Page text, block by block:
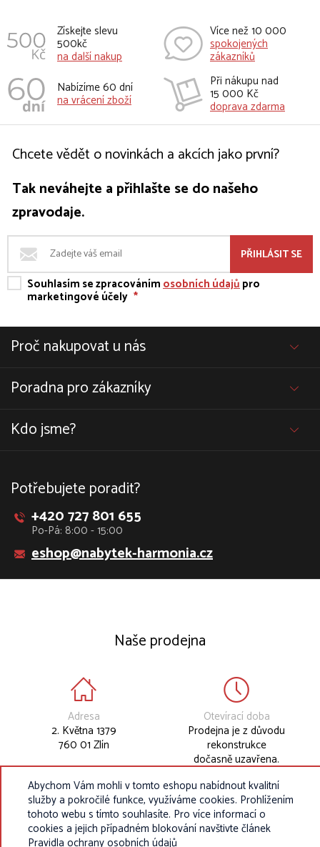
Získejte slevu
500kč
na další nakup
Více než 10 000
spokojených
zákazníků
Nabízíme 60 dní
na vrácení zboží
Při nákupu nad
15 000 Kč
doprava zdarma
Chcete vědět o novinkách a akcích jako první?
Tak neváhejte a přihlašte se do našeho
zpravodaje.
PŘIHLÁSIT SE
Souhlasím se zpracovánímosobních údajůpro
marketingové účely *
Proč nakupovat u nás
Poradna pro zákazníky
Kdo jsme?
Potřebujete poradit?
+420 727 801 655
Po-Pá: 8:00 - 15:00
eshop@nabytek-harmonia.cz
Naše prodejna
Adresa
2. Května 1379
760 01 Zlín
Otevírací doba
Prodejna je z důvodu
rekonstrukce
dočasně uzavřena.
Abychom Vám mohli v tomto eshopu nabídnout kvalitní
služby a pokročilé funkce, využíváme cookies. Prohlížením
tohoto webu s tímto souhlasíte. Pro více informací o
cookies a jejich případném blokování navštivte článek
Pravidla ochrany osobních údajů